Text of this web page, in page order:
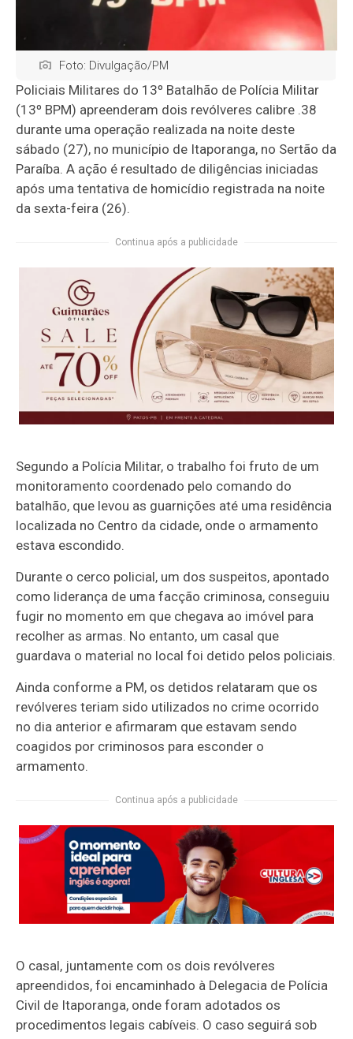
Foto: Divulgação/PM
Policiais Militares do 13º Batalhão de Polícia Militar
(13º BPM) apreenderam dois revólveres calibre .38
durante uma operação realizada na noite deste
sábado (27), no município de Itaporanga, no Sertão da
Paraíba. A ação é resultado de diligências iniciadas
após uma tentativa de homicídio registrada na noite
da sexta-feira (26).
Continua após a publicidade
Segundo a Polícia Militar, o trabalho foi fruto de um
monitoramento coordenado pelo comando do
batalhão, que levou as guarnições até uma residência
localizada no Centro da cidade, onde o armamento
estava escondido.
Durante o cerco policial, um dos suspeitos, apontado
como liderança de uma facção criminosa, conseguiu
fugir no momento em que chegava ao imóvel para
recolher as armas. No entanto, um casal que
guardava o material no local foi detido pelos policiais.
Ainda conforme a PM, os detidos relataram que os
revólveres teriam sido utilizados no crime ocorrido
no dia anterior e afirmaram que estavam sendo
coagidos por criminosos para esconder o
armamento.
Continua após a publicidade
O casal, juntamente com os dois revólveres
apreendidos, foi encaminhado à Delegacia de Polícia
Civil de Itaporanga, onde foram adotados os
procedimentos legais cabíveis. O caso seguirá sob